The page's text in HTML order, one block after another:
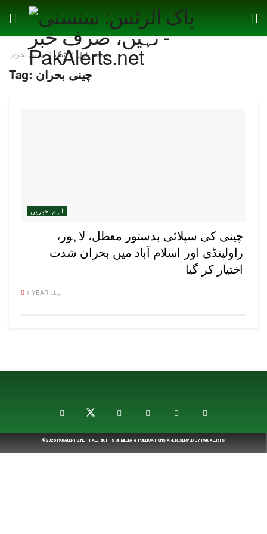
صفحہ اول ٹیگ چینی بحران
Tag: چینی بحران
اہم خبریں
چینی کی سپلائی بدستور معطل، لاہور،
راولپنڈی اور اسلام آباد میں بحران شدت
اختیار کر گیا
1 YEAR پہلے
© 2025 PAKALERTS.NET| ALL RIGHTS OF MEDIA & PUBLICATIONS ARE RESERVED BY PAK ALERTS